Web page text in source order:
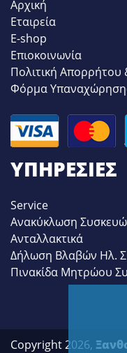
Αρχική
Εταιρεία
E-shop
Επιοκοινωνία
Πολιτική
Φόρμα
ΥΠΗΡΕΣΊΕΣ
Service
Ανακύκλωση
Ανταλλακτικά
Δήλωση Βλαβών Ηλ.
Πινακίδα Μητρώου
Copyright 2026,